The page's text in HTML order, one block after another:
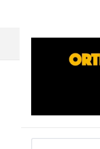
Barra
primaria